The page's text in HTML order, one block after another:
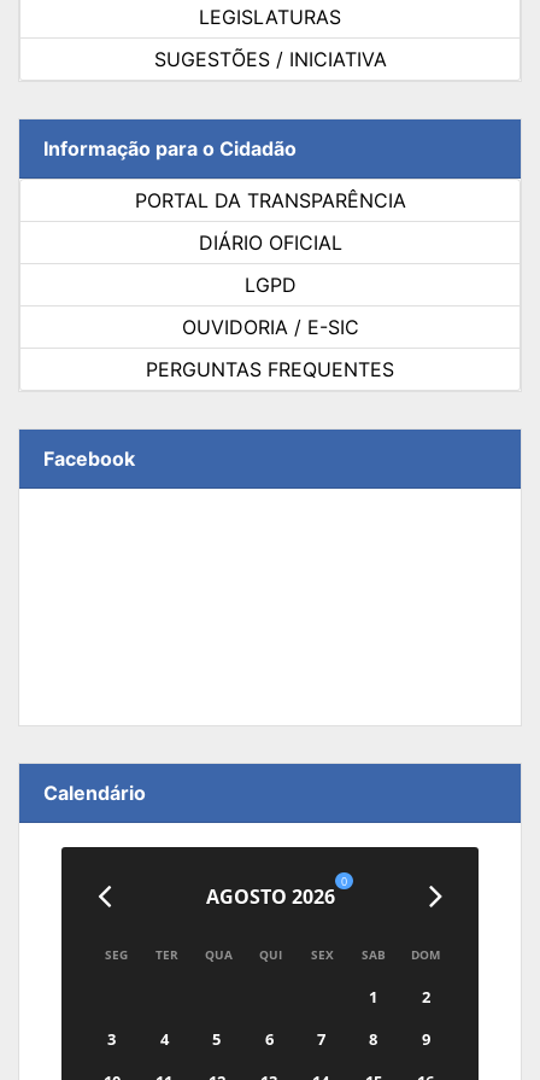
LEGISLATURAS
SUGESTÕES / INICIATIVA
Informação para o Cidadão
PORTAL DA TRANSPARÊNCIA
DIÁRIO OFICIAL
LGPD
OUVIDORIA / E-SIC
PERGUNTAS FREQUENTES
Facebook
Calendário
AGOSTO 2026
0
SEG TER QUA QUI SEX SAB DOM
1
2
3
4 5 6 7 8
9